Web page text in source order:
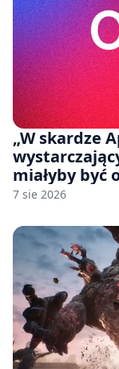
„W skardze
miałyby być
handlowej”.
7 sie 2026